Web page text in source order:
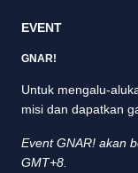
EVENT
GNAR!
Untuk mengalu-
misi dan dapatkan
Event GNAR! akan
GMT+8.